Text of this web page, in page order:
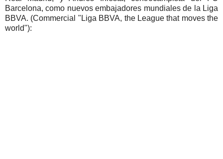
Barcelona, como nuevos embajadores mundiales de la Liga
BBVA. (Commercial "Liga BBVA, the League that moves the
world"):